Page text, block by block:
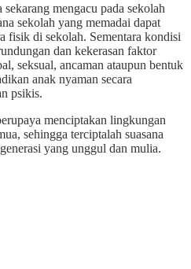
mengacu pada sekolah
sekolah yang memadai dapat
fisik di sekolah. Sementara kondisi
dan kekerasan faktor
seksual, ancaman ataupun bentuk
anak nyaman secara
psikis.
menciptakan lingkungan
sehingga terciptalah suasana
yang unggul dan mulia.